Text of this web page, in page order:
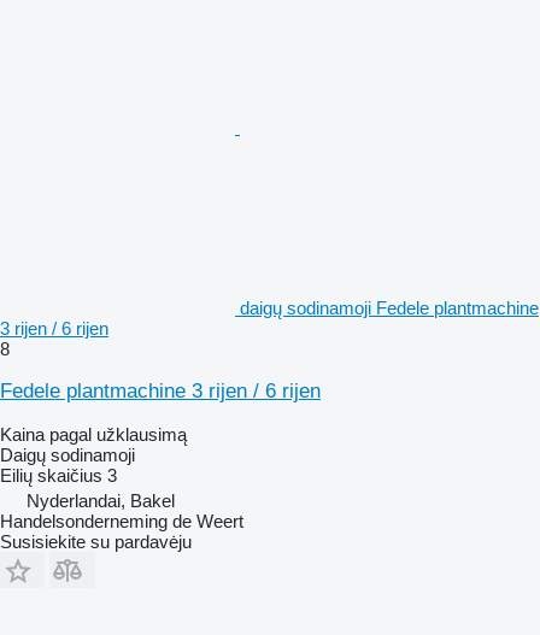
daigų sodinamoji Fedele plantmachine
3 rijen / 6 rijen
8
Fedele plantmachine 3 rijen / 6 rijen
Kaina pagal užklausimą
Daigų sodinamoji
Eilių skaičius 3
Nyderlandai, Bakel
Handelsonderneming de Weert
Susisiekite su pardavėju